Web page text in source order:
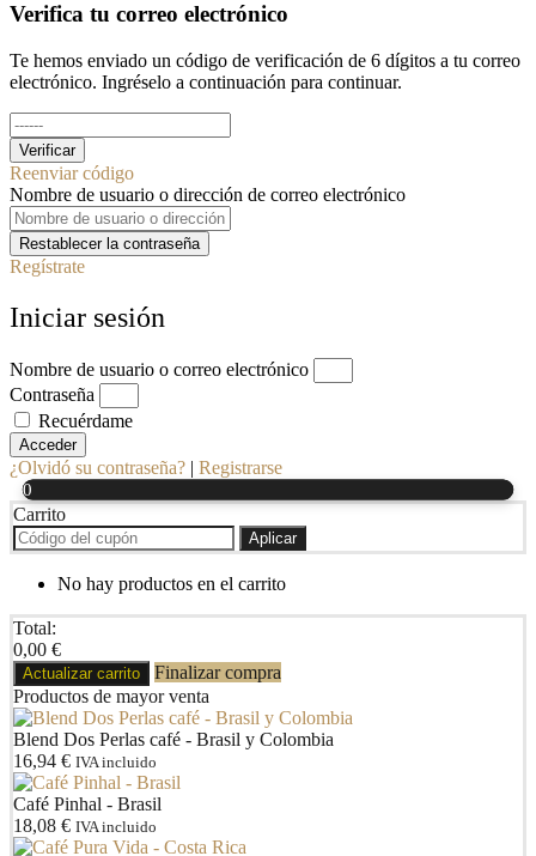
Verifica tu correo electrónico
Te hemos enviado un código de verificación de 6 dígitos a tu correo
electrónico. Ingréselo a continuación para continuar.
Verificar
Reenviar código
Nombre de usuario o dirección de correo electrónico
Restablecer la contraseña
Regístrate
Iniciar sesión
Nombre de usuario o correo electrónico
Contraseña
Recuérdame
Acceder
¿Olvidó su contraseña? | Registrarse
0
Carrito
Aplicar
No hay productos en el carrito
Total:
0,00 €
Actualizar carrito
Finalizar compra
Productos de mayor venta
Blend Dos Perlas café - Brasil y Colombia
16,94 € IVA incluido
Café Pinhal - Brasil
18,08 € IVA incluido